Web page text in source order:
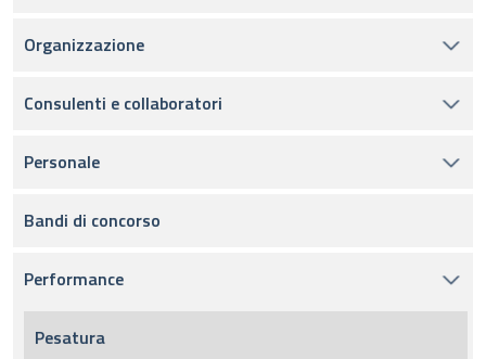
Organizzazione
Consulenti e collaboratori
Personale
Bandi di concorso
Performance
Pesatura